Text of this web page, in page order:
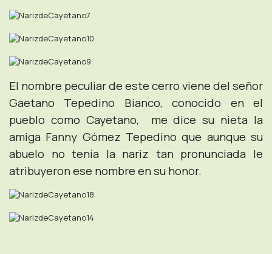
El nombre peculiar de este cerro viene del señor
Gaetano Tepedino Bianco, conocido en el
pueblo como Cayetano, me dice su nieta la
amiga Fanny Gómez Tepedino que aunque su
abuelo no tenía la nariz tan pronunciada le
atribuyeron ese nombre en su honor.